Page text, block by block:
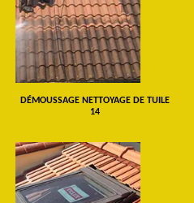
DÉMOUSSAGE NETTOYAGE DE TUILE
14